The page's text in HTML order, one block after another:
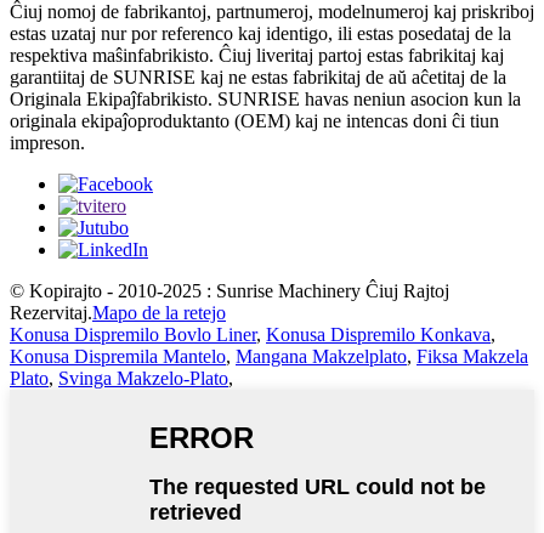
Ĉiuj nomoj de fabrikantoj, partnumeroj, modelnumeroj kaj priskriboj
estas uzataj nur por referenco kaj identigo, ili estas posedataj de la
respektiva maŝinfabrikisto. Ĉiuj liveritaj partoj estas fabrikitaj kaj
garantiitaj de SUNRISE kaj ne estas fabrikitaj de aŭ aĉetitaj de la
Originala Ekipaĵfabrikisto. SUNRISE havas neniun asocion kun la
originala ekipaĵoproduktanto (OEM) kaj ne intencas doni ĉi tiun
impreson.
© Kopirajto - 2010-2025 : Sunrise Machinery Ĉiuj Rajtoj
Rezervitaj.Mapo de la retejo
Konusa Dispremilo Bovlo Liner, Konusa Dispremilo Konkava,
Konusa Dispremila Mantelo, Mangana Makzelplato, Fiksa Makzela
Plato, Svinga Makzelo-Plato,